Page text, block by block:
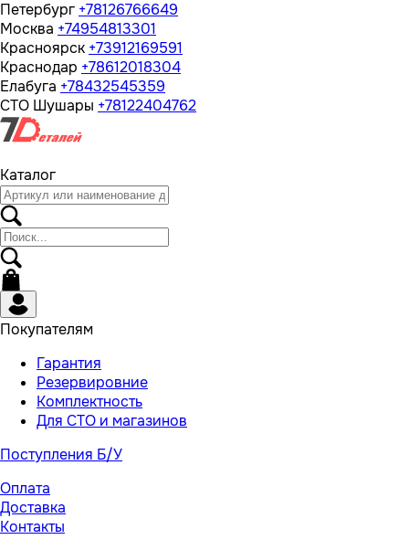
Петербург +78126766649
Москва +74954813301
Красноярск +73912169591
Краснодар +78612018304
Елабуга +78432545359
СТО Шушары +78122404762
Каталог
Покупателям
Гарантия
Резервировние
Комплектность
Для СТО и магазинов
Поступления Б/У
Оплата
Доставка
Контакты